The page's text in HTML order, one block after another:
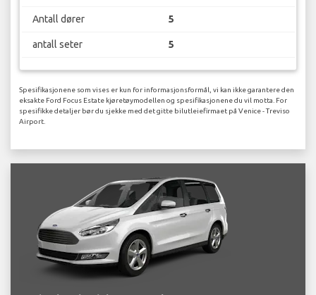
Antall dører 5
antall seter 5
Spesifikasjonene som vises er kun for informasjonsformål, vi kan ikke garantere den
eksakte Ford Focus Estate kjøretøymodellen og spesifikasjonene du vil motta. For
spesifikke detaljer bør du sjekke med det gitte bilutleiefirmaet på Venice - Treviso
Airport.